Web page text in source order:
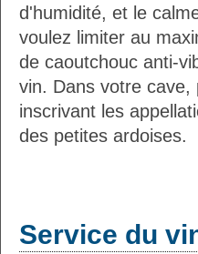
d'humidité, et le
voulez limiter au
de caoutchouc anti-
vin. Dans votre cave,
inscrivant les
des petites ardoises.
Service du